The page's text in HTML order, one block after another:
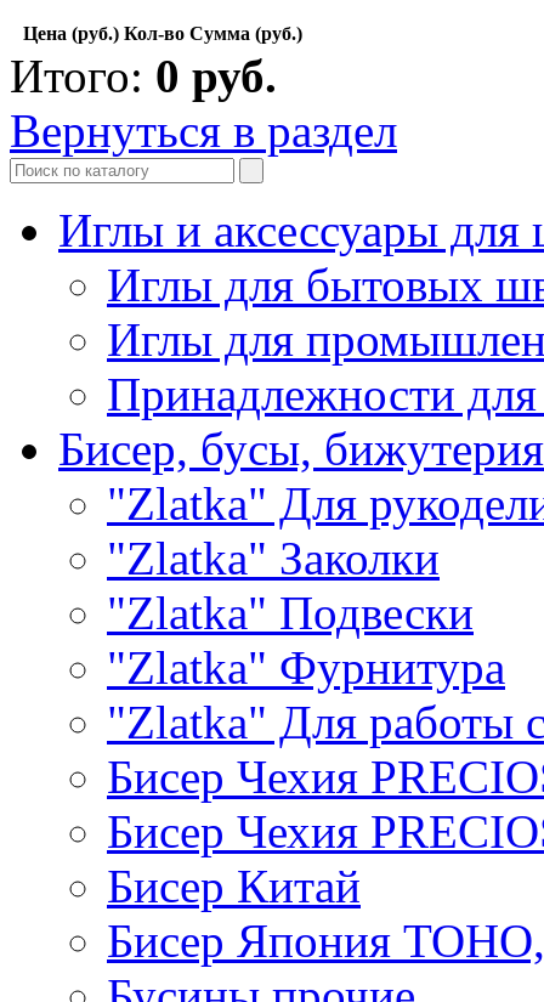
Цена (руб.) Кол-во Сумма (руб.)
Итого: 0 руб.
Вернуться в раздел
Иглы и аксессуары
Иглы для бытовых
Иглы для
Принадлежности
Бисер, бусы, бижутерия
"Zlatka" Для
"Zlatka" Заколки
"Zlatka" Подвески
"Zlatka" Фурнитура
"Zlatka" Для работы
Бисер Чехия
Бисер Чехия
Бисер Китай
Бисер Япония